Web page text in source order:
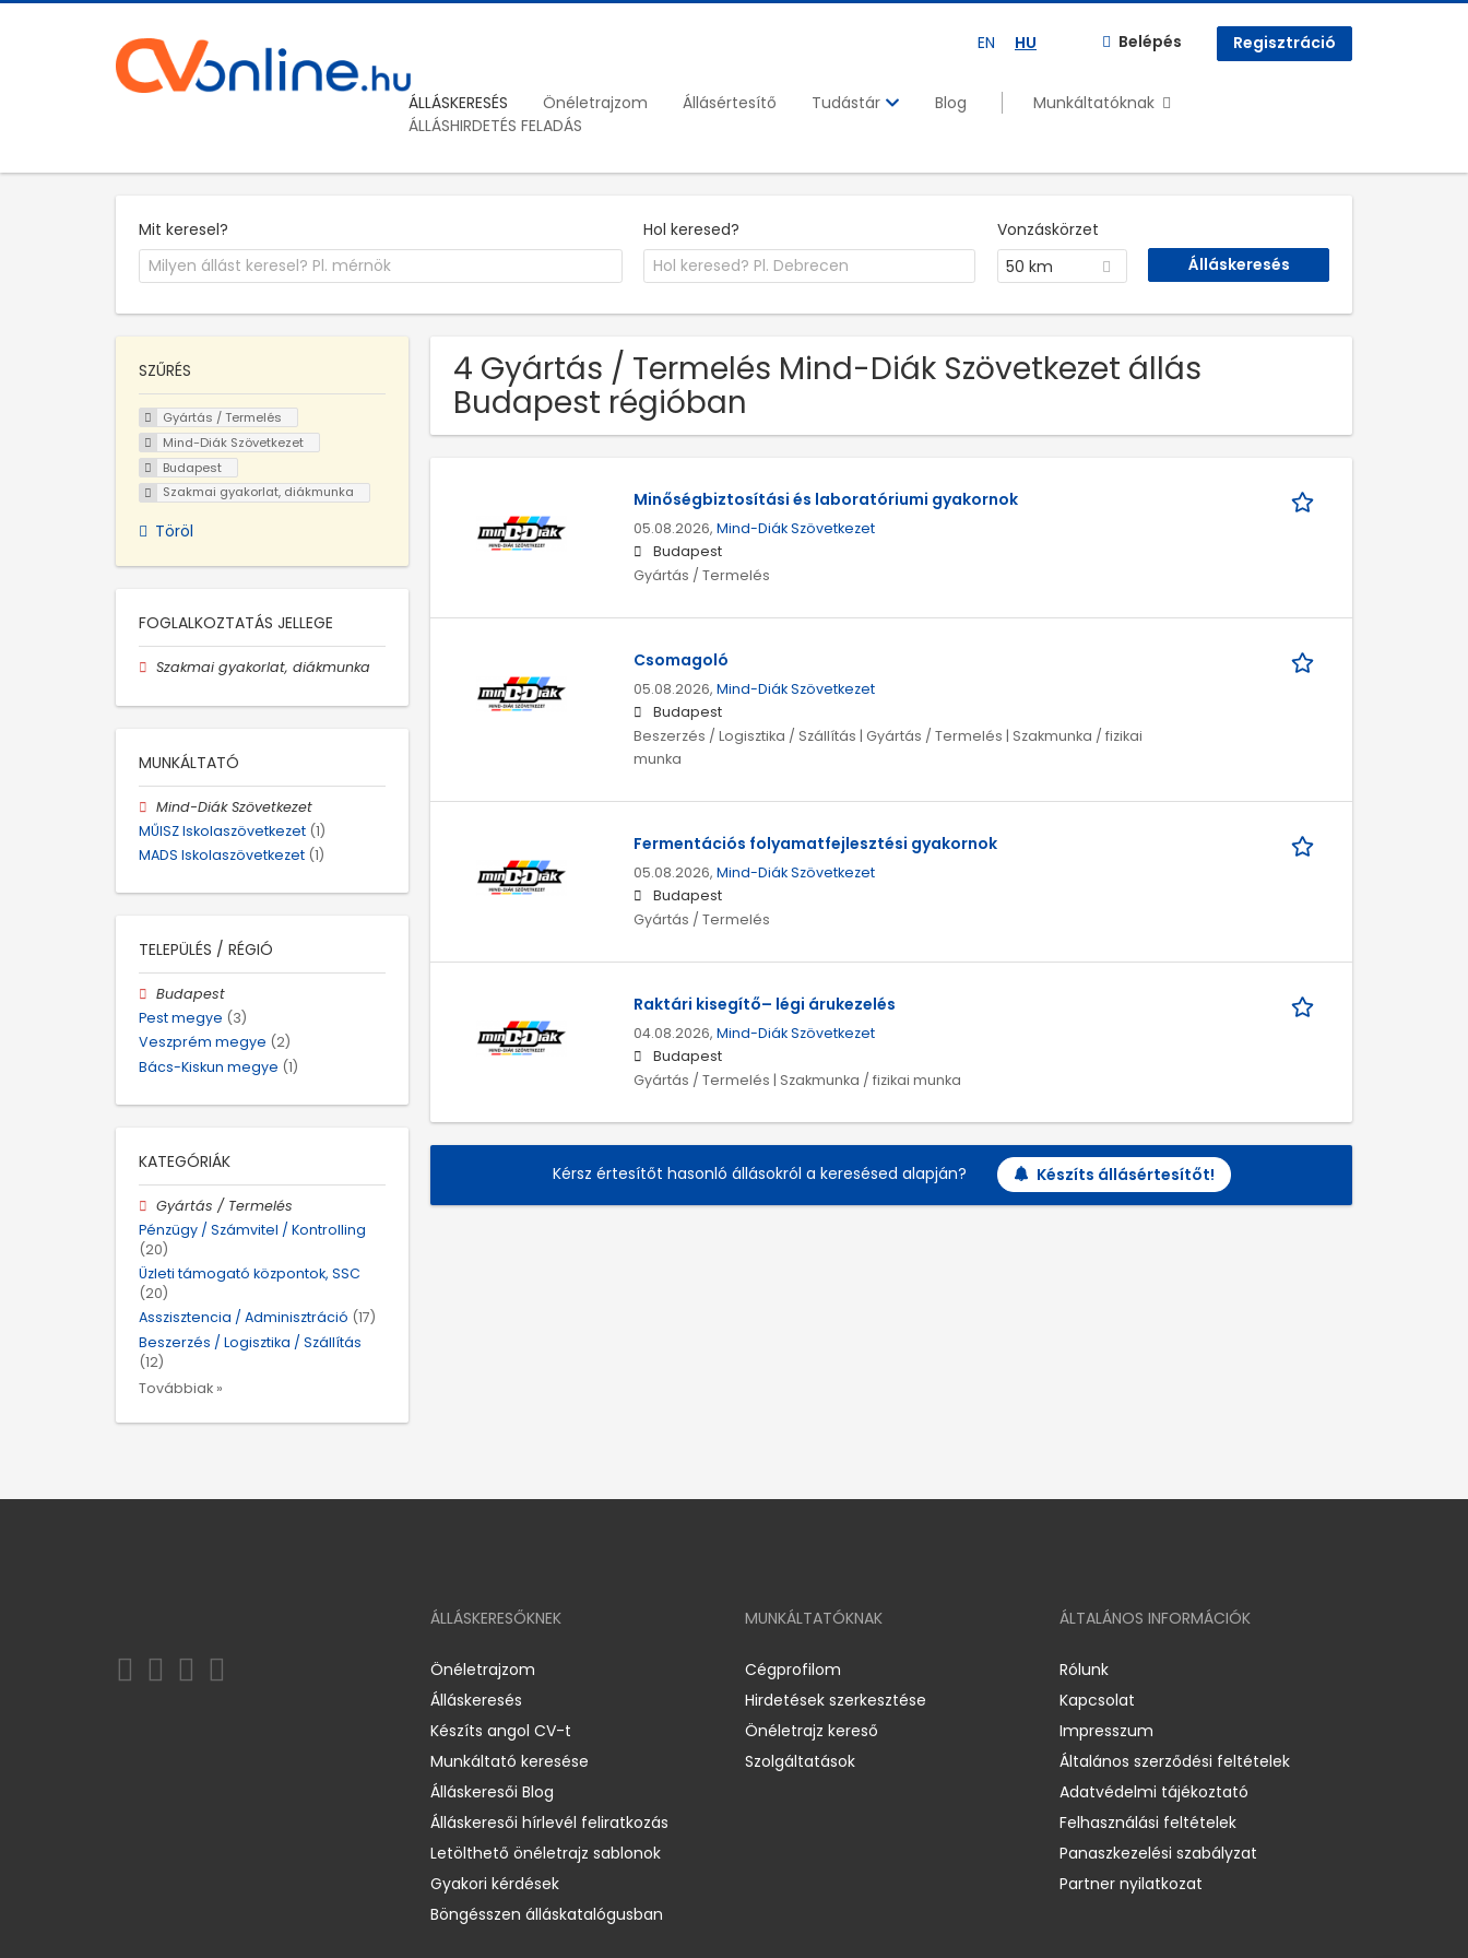
EN HU Belépés Regisztráció
ÁLLÁSKERESÉS Önéletrajzom Állásértesítő Tudástár Blog
Munkáltatóknak
ÁLLÁSHIRDETÉS FELADÁS
Mit keresel? Hol keresed?
Vonzáskörzet
50 km
4 Gyártás / Termelés Mind-Diák Szövetkezet állás
Budapest régióban
Minőségbiztosítási és laboratóriumi gyakornok
05.08.2026, Mind-Diák Szövetkezet
Budapest
Gyártás / Termelés
Csomagoló
05.08.2026, Mind-Diák Szövetkezet
Budapest
Beszerzés / Logisztika / Szállítás | Gyártás / Termelés | Szakmunka / fizikai
munka
Fermentációs folyamatfejlesztési gyakornok
05.08.2026, Mind-Diák Szövetkezet
Budapest
Gyártás / Termelés
Raktári kisegítő– légi árukezelés
04.08.2026, Mind-Diák Szövetkezet
Budapest
Gyártás / Termelés | Szakmunka / fizikai munka
Kérsz értesítőt hasonló állásokról a keresésed alapján? Készíts állásértesítőt!
SZŰRÉS
Gyártás / Termelés
Mind-Diák Szövetkezet
Budapest
Szakmai gyakorlat, diákmunka
Töröl
FOGLALKOZTATÁS JELLEGE
Szakmai gyakorlat, diákmunka
MUNKÁLTATÓ
Mind-Diák Szövetkezet
MŰISZ Iskolaszövetkezet (1)
MADS Iskolaszövetkezet (1)
TELEPÜLÉS / RÉGIÓ
Budapest
Pest megye (3)
Veszprém megye (2)
Bács-Kiskun megye (1)
KATEGÓRIÁK
Gyártás / Termelés
Pénzügy / Számvitel / Kontrolling
(20)
Üzleti támogató központok, SSC
(20)
Asszisztencia / Adminisztráció (17)
Beszerzés / Logisztika / Szállítás
(12)
Továbbiak »
ÁLLÁSKERESŐKNEK
Önéletrajzom
Álláskeresés
Készíts angol CV-t
Munkáltató keresése
Álláskeresői Blog
Álláskeresői hírlevél feliratkozás
Letölthető önéletrajz sablonok
Gyakori kérdések
Böngésszen álláskatalógusban
MUNKÁLTATÓKNAK
Cégprofilom
Hirdetések szerkesztése
Önéletrajz kereső
Szolgáltatások
ÁLTALÁNOS INFORMÁCIÓK
Rólunk
Kapcsolat
Impresszum
Általános szerződési feltételek
Adatvédelmi tájékoztató
Felhasználási feltételek
Panaszkezelési szabályzat
Partner nyilatkozat